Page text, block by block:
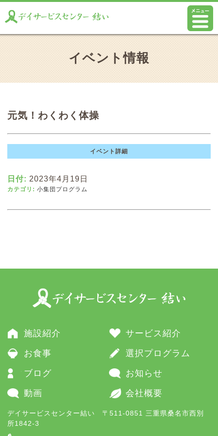
イベント情報
元気！わくわく体操
イベント詳細
日付: 2023年4月19日
カテゴリ: 小集団プログラム
施設紹介 サービス紹介
お食事 選択プログラム
ブログ お知らせ
動画 会社概要
デイサービスセンター結い 〒511-0851 三重県桑名市西別
所1842-3